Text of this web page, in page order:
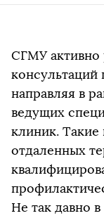
СГМУ активно
консультаций
направляя в
ведущих
клиник.
отдаленных
Не так давно